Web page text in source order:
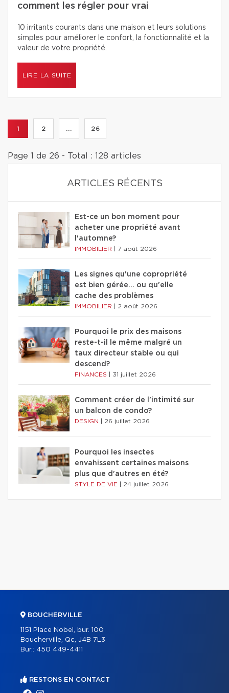
comment les régler pour vrai
10 irritants courants dans une maison et leurs solutions
simples pour améliorer le confort, la fonctionnalité et la
valeur de votre propriété.
LIRE LA SUITE
1 2 ... 26
Page 1 de 26 - Total : 128 articles
ARTICLES RÉCENTS
Est-ce un bon moment pour
acheter une propriété avant
l'automne?
IMMOBILIER 7 août 2026
Les signes qu'une copropriété
est bien gérée… ou qu'elle
cache des problèmes
IMMOBILIER 2 août 2026
Pourquoi le prix des maisons
reste-t-il le même malgré un
taux directeur stable ou qui
descend?
FINANCES 31 juillet 2026
Comment créer de l'intimité sur
un balcon de condo?
DESIGN 26 juillet 2026
Pourquoi les insectes
envahissent certaines maisons
plus que d'autres en été?
STYLE DE VIE 24 juillet 2026
BOUCHERVILLE
1151 Place Nobel, bur. 100
Boucherville, Qc, J4B 7L3
Bur.: 450 449-4411
RESTONS EN CONTACT